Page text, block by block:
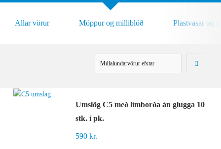
Allar vörur Möppur og milliblöð Plastvasar og
Umslög C5 með límborða án glugga 10
stk. í pk.
590kr.